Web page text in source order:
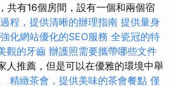
共有16個房間，設有一個和兩個宿
程，提供清晰的辦理指南 提供量身
強化網站優化的SEO服務 全瓷冠的特
觀的牙齒 辦護照需要攜帶哪些文件
人推薦，但是可以在優雅的環境中舉
精緻茶會，提供美味的茶會餐點 僅